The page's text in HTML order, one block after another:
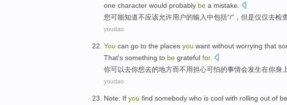
one character would probably be a mistake
您可能知道不应该允许用户的输入中包括“/”， 但是仅仅去检
youdao
You can go to the places you want without worrying that
That's something to be grateful for.
你可以去你想去的地方而不用担心可怕的事情会发生在你身
youdao
Note: If you find somebody who is cool with rolling out of